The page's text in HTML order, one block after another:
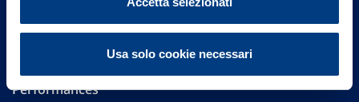
Usa solo cookie necessari
Performances